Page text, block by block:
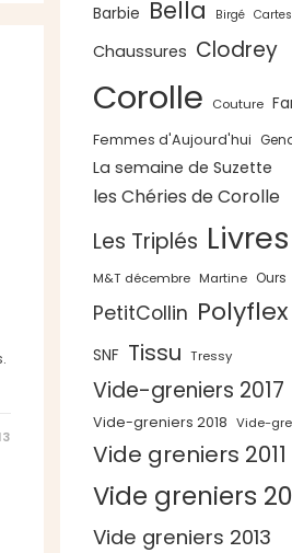
Barbie Bella Birgé
Chaussures Clodrey
Corolle Couture
Femmes d'Aujourd'hui
La semaine de Suzette
les Chéries de Corolle
Les Triplés Livres
M&T décembre Martine Ours
PetitCollin Polyflex
SNF Tissu Tressy
Vide-greniers 2017
Vide-greniers 2018 Vide-
Vide greniers 2011
Vide greniers
Vide greniers 2013